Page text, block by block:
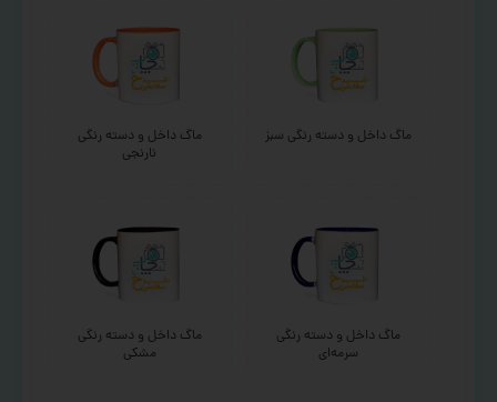
ماگ داخل و دسته رنگی سبز
ماگ داخل و دسته رنگی
نارنجی
ماگ داخل و دسته رنگی
سرمه‌ای
ماگ داخل و دسته رنگی
مشکی